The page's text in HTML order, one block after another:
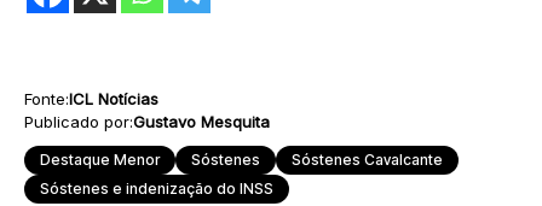
Fonte:ICL Notícias
Publicado por:Gustavo Mesquita
Destaque Menor Sóstenes
Sóstenes Cavalcante
Sóstenes e indenização do INSS